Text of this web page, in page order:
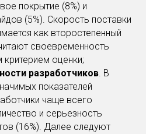
покрытие (8%) и
(5%). Скорость поставки
как второстепенный
своевременность
оценки;
разработчиков. В
показателей
чаще всего
и серьезность
(16%). Далее следуют